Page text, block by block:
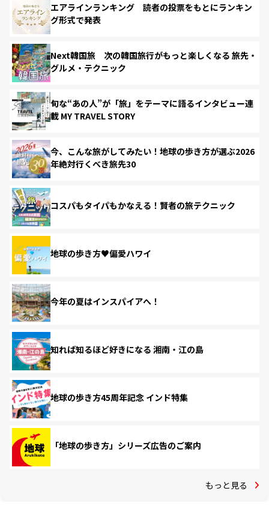
エアラインランキング 読者の投票をもとにランキン
グ形式で発表
Next韓国旅 次の韓国旅行がもっと楽しくなる 旅先・
グルメ・テクニック
旬な“あの人”が「旅」をテーマに語るインタビュー連
載 MY TRAVEL STORY
今、こんな旅がしてみたい！地球の歩き方が選ぶ2026
年絶対行くべき旅先30
コスパもタイパもかなえる！賢者の旅テクニック
地球の歩き方♥偏愛ハワイ
今年の夏はインスパイアへ！
知れば知るほど好きになる 湘南・江の島
地球の歩き方45周年記念 インド特集
「地球の歩き方」シリーズ広告のご案内
もっと見る